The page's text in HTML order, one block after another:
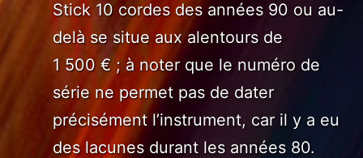
Stick 10 cordes des années 90 ou au-
delà se situe aux alentours de
1 500 € ; à noter que le numéro de
série ne permet pas de dater
précisément l’instrument, car il y a eu
des lacunes durant les années 80.